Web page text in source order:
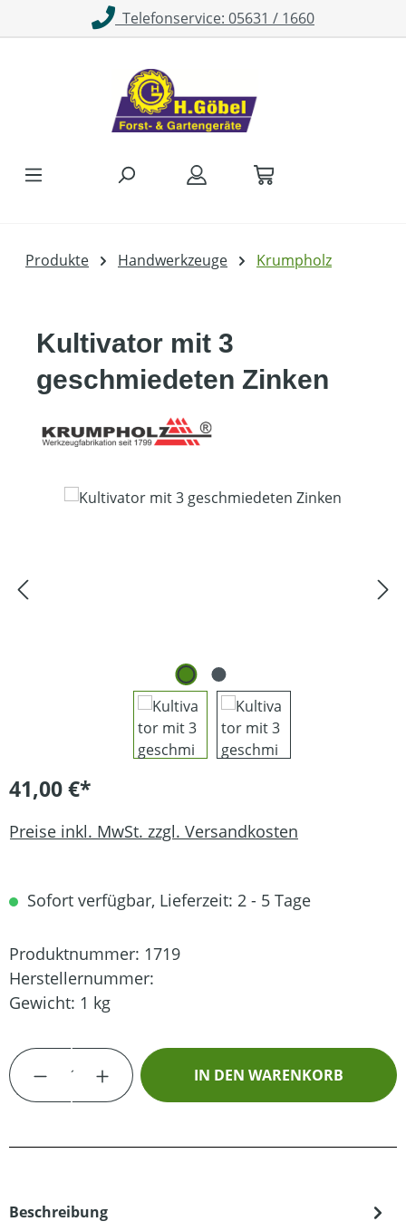
Zum Hauptinhalt springenTelefonservice: 05631 / 1660
Produkte Handwerkzeuge Krumpholz
Kultivator mit 3
geschmiedeten Zinken
Bildergalerie überspringen
41,00 €*
Preise inkl. MwSt. zzgl. Versandkosten
Sofort verfügbar, Lieferzeit: 2 - 5 Tage
Produktnummer: 1719
Herstellernummer:
Gewicht: 1 kg
Produkt Anzahl: Gib den gewünschten
IN DEN WARENKORB
Beschreibung